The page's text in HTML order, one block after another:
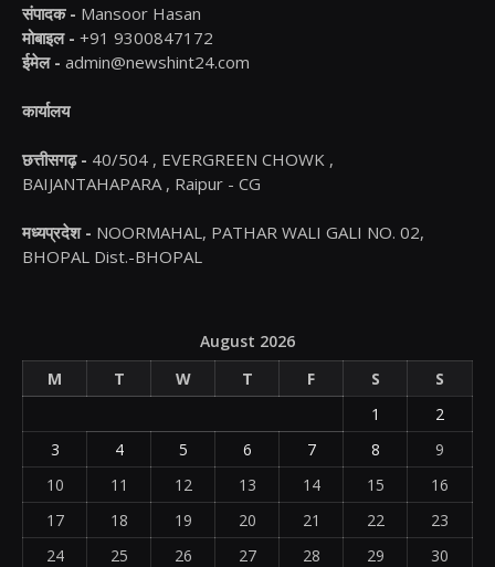
संपादक - Mansoor Hasan
मोबाइल - +91 9300847172
ईमेल - admin@newshint24.com
कार्यालय
छत्तीसगढ़ - 40/504 , EVERGREEN CHOWK ,
BAIJANTAHAPARA , Raipur - CG
मध्यप्रदेश - NOORMAHAL, PATHAR WALI GALI NO. 02,
BHOPAL Dist.-BHOPAL
August 2026
M
T W T F S
S
1
2
3
4 5 6 7 8
9
10
11 12 13 14 15
16
17
18 19 20 21 22
23
24
25 26 27 28 29 30